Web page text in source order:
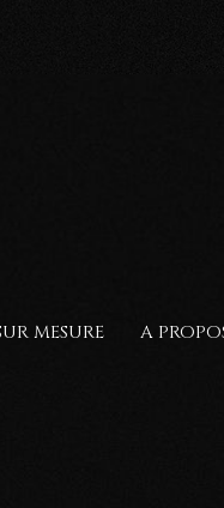
MESURE A